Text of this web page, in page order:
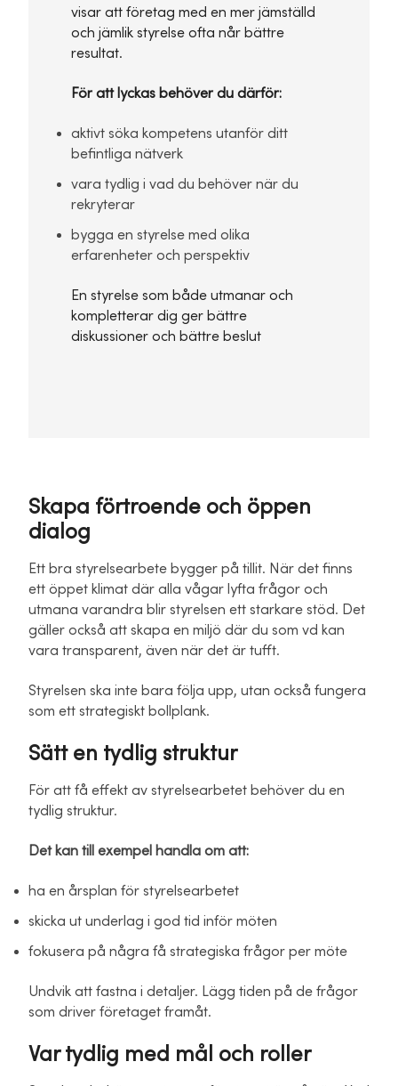
visar att företag med en mer jämställd
och jämlik styrelse ofta når bättre
resultat.
För att lyckas behöver du därför:
aktivt söka kompetens utanför ditt
befintliga nätverk
vara tydlig i vad du behöver när du
rekryterar
bygga en styrelse med olika
erfarenheter och perspektiv
En styrelse som både utmanar och
kompletterar dig ger bättre
diskussioner och bättre beslut
Skapa förtroende och öppen
dialog
Ett bra styrelsearbete bygger på tillit. När det finns
ett öppet klimat där alla vågar lyfta frågor och
utmana varandra blir styrelsen ett starkare stöd. Det
gäller också att skapa en miljö där du som vd kan
vara transparent, även när det är tufft.
Styrelsen ska inte bara följa upp, utan också fungera
som ett strategiskt bollplank.
Sätt en tydlig struktur
För att få effekt av styrelsearbetet behöver du en
tydlig struktur.
Det kan till exempel handla om att:
ha en årsplan för styrelsearbetet
skicka ut underlag i god tid inför möten
fokusera på några få strategiska frågor per möte
Undvik att fastna i detaljer. Lägg tiden på de frågor
som driver företaget framåt.
Var tydlig med mål och roller